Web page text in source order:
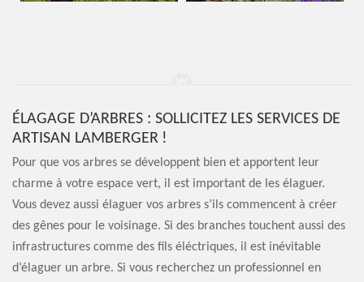
ÉLAGAGE D’ARBRES : SOLLICITEZ LES SERVICES DE
ARTISAN LAMBERGER !
Pour que vos arbres se développent bien et apportent leur
charme à votre espace vert, il est important de les élaguer.
Vous devez aussi élaguer vos arbres s’ils commencent à créer
des gênes pour le voisinage. Si des branches touchent aussi des
infrastructures comme des fils éléctriques, il est inévitable
d’élaguer un arbre. Si vous recherchez un professionnel en